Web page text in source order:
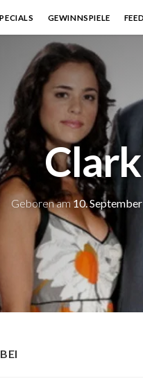
GEWINNSPIELE FEED
Geboren am10.